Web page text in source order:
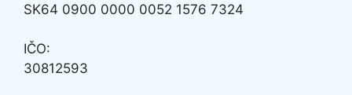
SK64 0900 0000 0052 1576 7324
IČO:
30812593